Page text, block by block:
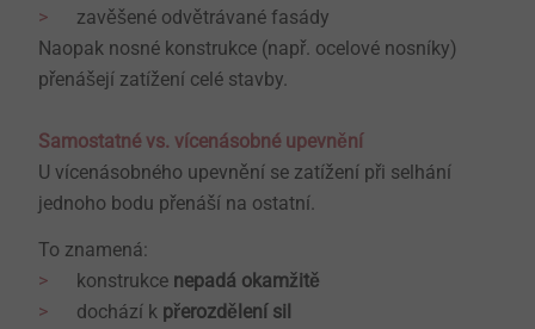
zavěšené odvětrávané fasády
Naopak nosné konstrukce (např. ocelové nosníky)
přenášejí zatížení celé stavby.
Samostatné vs. vícenásobné upevnění
U vícenásobného upevnění se zatížení při selhání
jednoho bodu přenáší na ostatní.
To znamená:
konstrukce nepadá okamžitě
dochází k přerozdělení sil